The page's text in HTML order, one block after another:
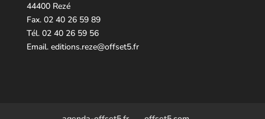
44400 Rezé
Fax. 02 40 26 59 89
Tél. 02 40 26 59 56
Email. editions.reze@offset5.fr